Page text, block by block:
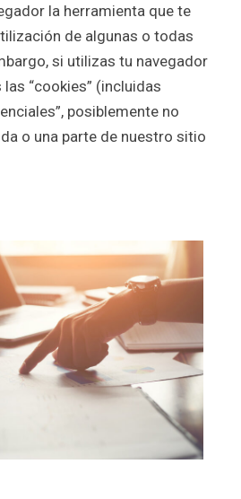
la herramienta que te
de algunas o todas
si utilizas tu navegador
“cookies” (incluidas
posiblemente no
o una parte de nuestro sitio